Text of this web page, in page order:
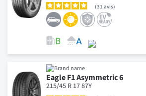
31 avis
Eagle F1 Asymmetric 6
215/45 R 17 87Y